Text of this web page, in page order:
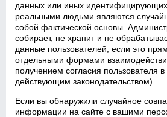
данных или иных идентифицирующих
реальными людьми являются
собой фактической основы.
собирает, не хранит и не
данные пользователей, если это
отдельными формами
получением согласия пользователя в
действующим законодательством).
Если вы обнаружили случайное
информации на сайте с вашими